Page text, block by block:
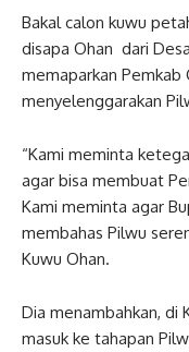
Bakal calon kuwu
disapa Ohan dari
memaparkan Pemkab
menyelenggarakan
“Kami meminta
agar bisa membuat
Kami meminta agar
membahas Pilwu
Kuwu Ohan.
Dia menambahkan, di
masuk ke tahapan